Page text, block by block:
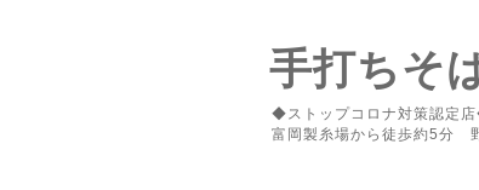
手打ちそ
◆ストップコロナ対策認定
富岡製糸場から徒歩約5分